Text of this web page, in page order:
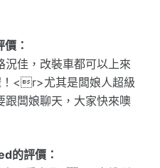
：
佳，改裝車都可以上來
<r>尤其是闆娘人超級
闆娘聊天，大家快來噢
的評價：